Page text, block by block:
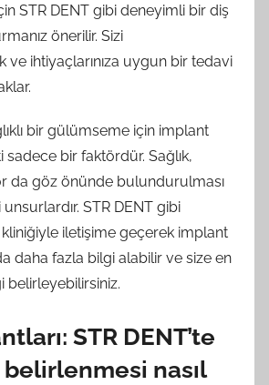
STR DENT gibi deneyimli bir diş
önerilir. Sizi
ve ihtiyaçlarınıza uygun bir tedavi
bir gülümseme için implant
bir faktördür. Sağlık,
da göz önünde bulundurulması
STR DENT gibi
iletişime geçerek implant
daha fazla bilgi alabilir ve size en
belirleyebilirsiniz.
STR DENT’te
nasıl